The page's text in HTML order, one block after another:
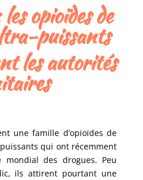
opioïdes de
puissants
les autorités
une famille d’opioïdes de
qui ont récemment
des drogues. Peu
ils attirent pourtant une